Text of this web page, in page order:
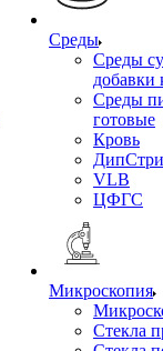
Среды
Среды
добавки
Среды
готовые
Кровь
VLB
ЦФГС
Микроскопия
Стекла